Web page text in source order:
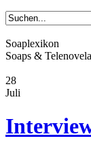
Soaplexikon
Soaps &
28
Juli